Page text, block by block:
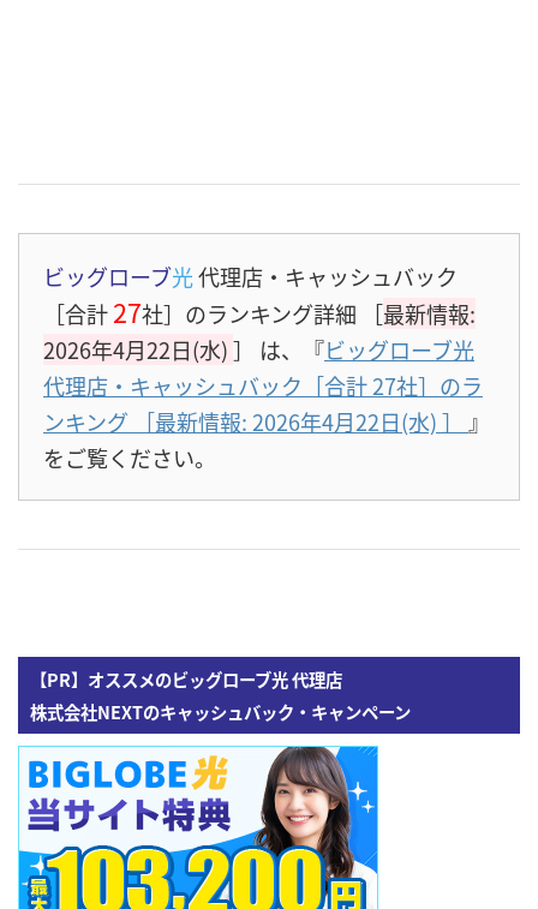
ビッグローブ光代理店・キャッシュバック
［合計27社］のランキング詳細 ［最新情報:
2026年4月22日(水)］ は、『ビッグローブ光
代理店・キャッシュバック［合計 27社］のラ
ンキング ［最新情報: 2026年4月22日(水)］
』
をご覧ください。
【PR】オススメのビッグローブ光 代理店
株式会社NEXTのキャッシュバック・キャンペーン